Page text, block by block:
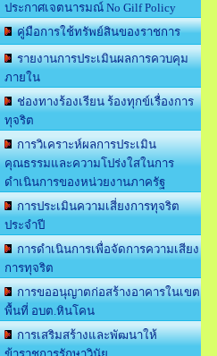
ประกาศเจตนารมณ์ No Gilf Policy
คู่มือการใช้ทรัพย์สินของราชการ
รายงานการประเมินผลการควบคุม
ภายใน
ช่องทางร้องเรียน ร้องทุกข์เรื่องการ
ทุจริต
การวิเคราะห์ผลการประเมิน
คุณธรรมและความโปร่งใสในการ
ดำเนินการของหน่วยงานภาครัฐ
การประเมินความเสี่ยงการทุจริต
ประจำปี
การดำเนินการเพื่อจัดการความเสียง
การทุจริต
การขออนุญาตก่อสร้างอาคารในเขต
พื้นที่ อบต.หินโคน
การเสริมสร้างและพัฒนาให้